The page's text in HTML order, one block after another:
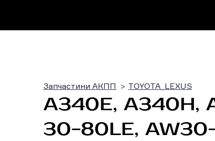
Запчастини АКПП TOYOTA_LEXUS
A340E, A340H,
30-80LE, AW30-